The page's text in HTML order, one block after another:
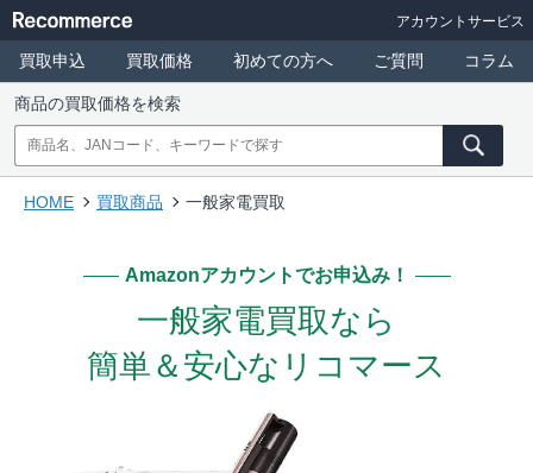
アカウントサービス
買取申込 買取価格 初めての方へ ご質問 コラム
商品の買取価格を検索
HOME 買取商品 一般家電買取
Amazonアカウントでお申込み！
一般家電買取なら
簡単＆安心なリコマース